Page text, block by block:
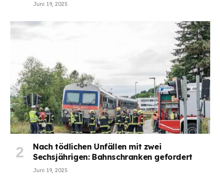
Juni 19, 2025
Nach tödlichen Unfällen mit zwei
Sechsjährigen: Bahnschranken gefordert
Juni 19, 2025